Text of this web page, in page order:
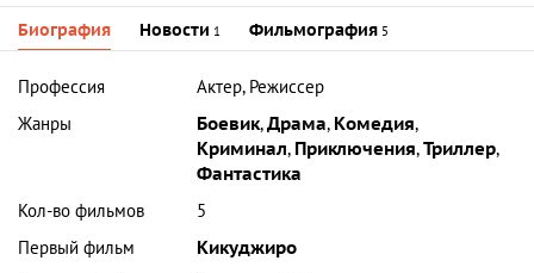
Биография Новости 1 Фильмография 5
Профессия
Актер, Режиссер
Жанры
Боевик,Драма, Комедия,
Криминал, Приключения,Триллер,
Фантастика
Кол-во фильмов
5
Первый фильм
Кикуджиро